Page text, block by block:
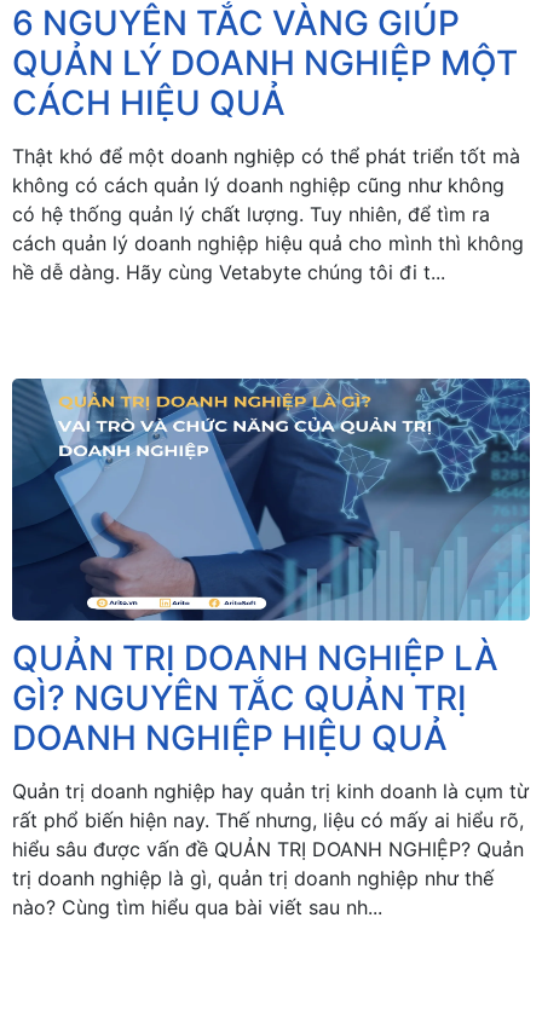
6 NGUYÊN TẮC VÀNG GIÚP
QUẢN LÝ DOANH NGHIỆP MỘT
CÁCH HIỆU QUẢ
Thật khó để một doanh nghiệp có thể phát triển tốt mà
không có cách quản lý doanh nghiệp cũng như không
có hệ thống quản lý chất lượng. Tuy nhiên, để tìm ra
cách quản lý doanh nghiệp hiệu quả cho mình thì không
hề dễ dàng. Hãy cùng Vetabyte chúng tôi đi t...
QUẢN TRỊ DOANH NGHIỆP LÀ
GÌ? NGUYÊN TẮC QUẢN TRỊ
DOANH NGHIỆP HIỆU QUẢ
Quản trị doanh nghiệp hay quản trị kinh doanh là cụm từ
rất phổ biến hiện nay. Thế nhưng, liệu có mấy ai hiểu rõ,
hiểu sâu được vấn đề QUẢN TRỊ DOANH NGHIỆP? Quản
trị doanh nghiệp là gì, quản trị doanh nghiệp như thế
nào? Cùng tìm hiểu qua bài viết sau nh...